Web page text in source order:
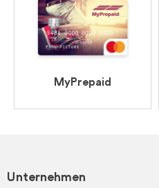
MyPrepaid
Unternehmen